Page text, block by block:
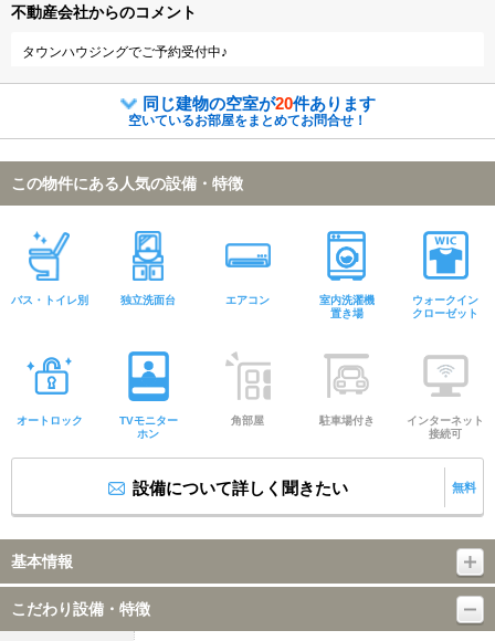
不動産会社からのコメント
タウンハウジングでご予約受付中♪
同じ建物の空室が20件あります
空いているお部屋をまとめてお問合せ！
この物件にある人気の設備・特徴
バス・トイレ別 独立洗面台 エアコン
室内洗濯機
置き場
ウォークイン
クローゼット
オートロック
TVモニター
ホン
角部屋 駐車場付き
インターネット
接続可
設備について詳しく聞きたい 無料
基本情報
こだわり設備・特徴